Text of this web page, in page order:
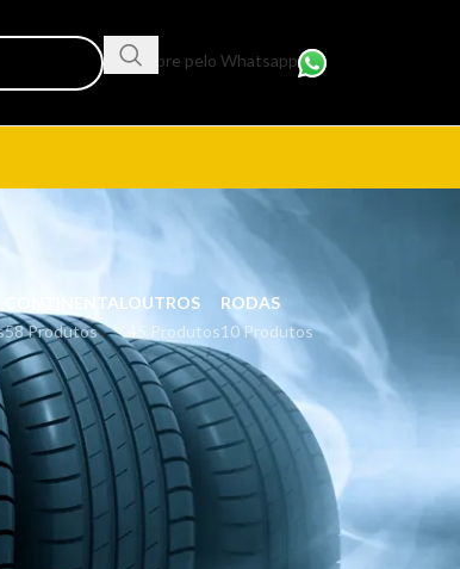
Compre pelo Whatsapp
CONTINENTAL
58 Produtos
OUTROS
45 Produtos
RODAS
10 Produtos